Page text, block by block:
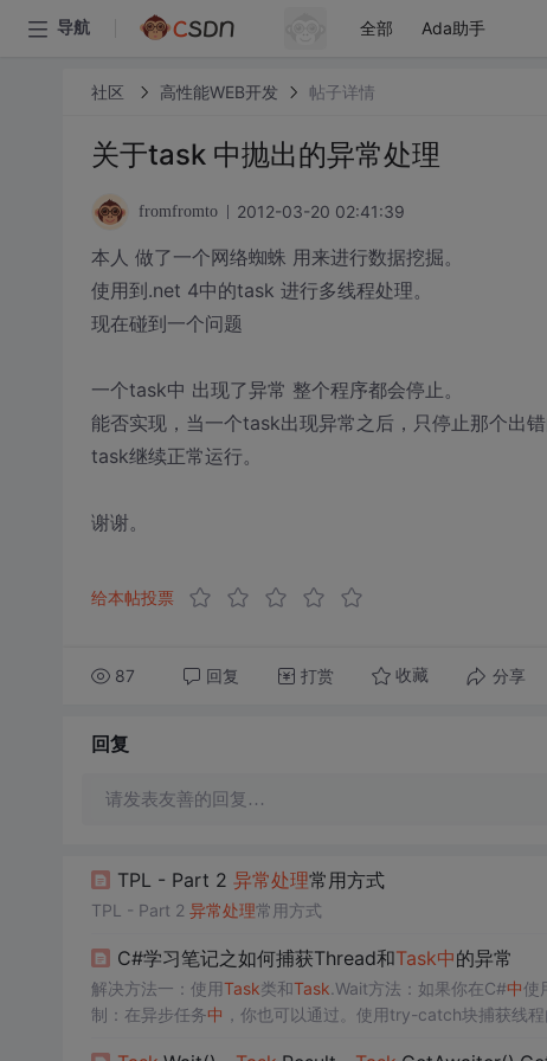
导航 全部 Ada助手
社区 高性能WEB开发 帖子详情
关于task 中抛出的异常处理
fromfromto 2012-03-20 02:41:39
本人 做了一个网络蜘蛛 用来进行数据挖掘。
使用到.net 4中的task 进行多线程处理。
现在碰到一个问题
一个task中 出现了异常 整个程序都会停止。
能否实现，当一个task出现异常之后，只停止那个出
task继续正常运行。
谢谢。
给本帖投票
87 回复 打赏 收藏 分享
回复
请发表友善的回复…
TPL - Part 2 异常处理常用方式
TPL - Part 2 异常处理常用方式
C#学习笔记之如何捕获Thread和Task中的异常
解决方法一：使用Task类和Task .Wait方法：如果你在C#中使
制：在异步任务中 ，你也可以通过。使用try-catch块捕获线